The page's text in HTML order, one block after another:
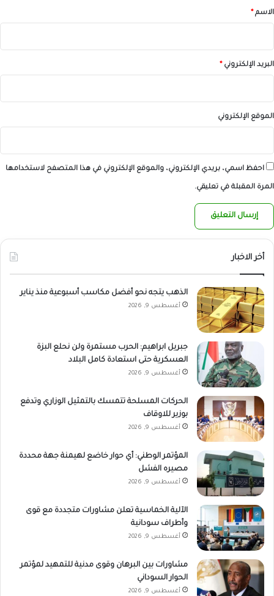
*الاسم *
البريد الإلكتروني *
الموقع الإلكتروني
احفظ اسمي، بريدي الإلكتروني، والموقع الإلكتروني في هذا المتصفح لاستخدامها
المرة المقبلة في تعليقي.
أخر الاخبار
الذهب يتجه نحو أفضل مكاسب أسبوعية منذ يناير
أغسطس 9, 2026
جبريل ابراهيم: الحرب مستمرة ولن نحلع البزة
العسكرية حتى استعادة كامل البلاد
أغسطس 9, 2026
الحركات المسلحة تتمسك بالتمثيل الوزاري وتدفع
بوزير للاوقاف
أغسطس 9, 2026
المؤتمر الوطني: أي حوار خاضع لهيمنة جهة محددة
مصيره الفشل
أغسطس 9, 2026
الآلية الخماسية تعلن مشاورات متجددة مع قوى
وأطراف سودانية
أغسطس 9, 2026
مشاورات بين البرهان وقوى مدنية للتمهيد لمؤتمر
الحوار السوداني
أغسطس 9, 2026